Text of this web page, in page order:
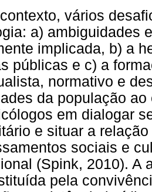
vários
a) ambiguidades
implicada, b) a
públicas e c) a
normativo e
da população
em dialogar
e situar a
sociais e
(Spink, 2010). A
pela